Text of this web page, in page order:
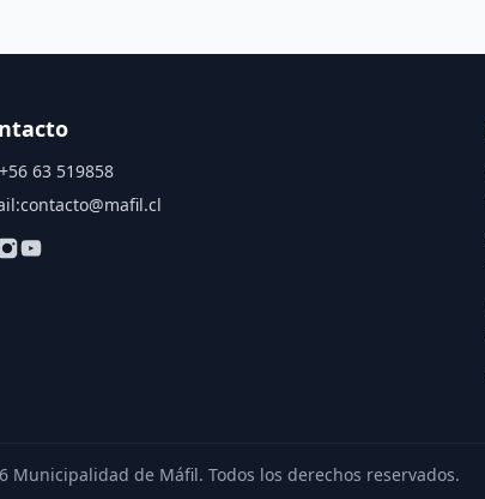
+56 63 519858
contacto@mafil.cl
Municipalidad de Máfil. Todos los derechos reservados.